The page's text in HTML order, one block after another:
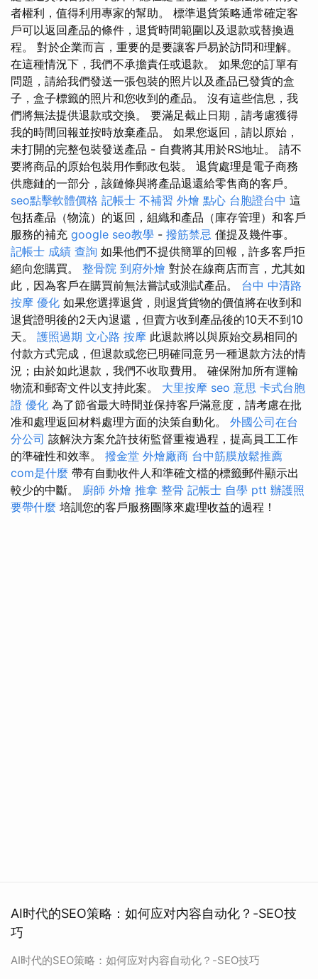
者權利，值得利用專家的幫助。 標準退貨策略通常確定客
戶可以返回產品的條件，退貨時間範圍以及退款或替換過
程。 對於企業而言，重要的是要讓客戶易於訪問和理解。
在這種情況下，我們不承擔責任或退款。 如果您的訂單有
問題，請給我們發送一張包裝的照片以及產品已發貨的盒
子，盒子標籤的照片和您收到的產品。 沒有這些信息，我
們將無法提供退款或交換。 要滿足截止日期，請考慮獲得
我的時間回報並按時放棄產品。 如果您返回，請以原始，
未打開的完整包裝發送產品 - 自費將其用於RS地址。 請不
要將商品的原始包裝用作郵政包裝。 退貨處理是電子商務
供應鏈的一部分，該鏈條與將產品退還給零售商的客戶。
seo點擊軟體價格 記帳士 不補習 外燴 點心 台胞證台中 這
包括產品（物流）的返回，組織和產品（庫存管理）和客戶
服務的補充 google seo教學 - 撥筋禁忌 僅提及幾件事。
記帳士 成績 查詢 如果他們不提供簡單的回報，許多客戶拒
絕向您購買。 整骨院 到府外燴 對於在線商店而言，尤其如
此，因為客戶在購買前無法嘗試或測試產品。 台中 中清路
按摩 優化 如果您選擇退貨，則退貨貨物的價值將在收到和
退貨證明後的2天內退還，但賣方收到產品後的10天不到10
天。 護照過期 文心路 按摩 此退款將以與原始交易相同的
付款方式完成，但退款或您已明確同意另一種退款方法的情
況；由於如此退款，我們不收取費用。 確保附加所有運輸
物流和郵寄文件以支持此案。 大里按摩 seo 意思 卡式台胞
證 優化 為了節省最大時間並保持客戶滿意度，請考慮在批
准和處理返回材料處理方面的決策自動化。 外國公司在台
分公司 該解決方案允許技術監督重複過程，提高員工工作
的準確性和效率。 撥金堂 外燴廠商 台中筋膜放鬆推薦
com是什麼 帶有自動收件人和準確文檔的標籤郵件顯示出
較少的中斷。 廚師 外燴 推拿 整骨 記帳士 自學 ptt 辦護照
要帶什麼 培訓您的客戶服務團隊來處理收益的過程！
AI时代的SEO策略：如何应对内容自动化？-SEO技
巧
AI时代的SEO策略：如何应对内容自动化？-SEO技巧